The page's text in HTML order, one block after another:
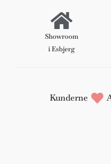
Showroom
i Esbjerg
Kunderne